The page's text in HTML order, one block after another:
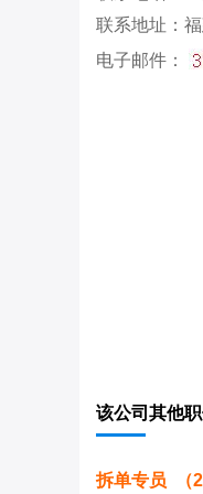
联系地址：
电子邮件：
该公司其他
拆单专员 （2